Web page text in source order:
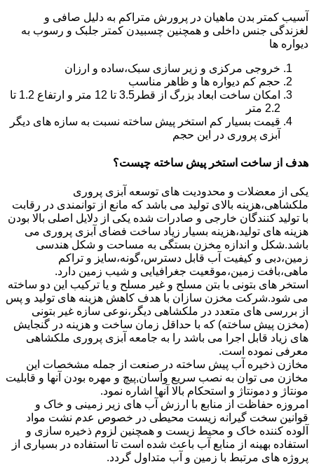
آسیب کمتر بدن ماهیان در پرورش متراکم به دلیل صافی و
لغزندگی جنس داخلی و همچنین چسبیدن کمتر جلبک و رسوب به
دیواره ها
خروجی مرکزی و زیر سازی سبک،ساده و ارزان
حجم کم دیواره ها و ظاهر مناسب
امکان ساخت ابعاد بزرگ از قطر3.5 تا 12 متر و ارتفاع 1.2 تا
2.2 متر
قیمت بسیار کم استخر پیش ساخته نسبت به سازه های دیگر
آبزی پروری در این حجم
هدف از ساخت استخر پیش ساخته چیست؟
یکی از معضلات و محدودیت های توسعه آبزی پروری
ملکشاهی،هزینه بالای تولید می باشد که مانع از توانمندی در رقابت
با تولید کنندگان خارجی و صادرات شده یکی از دلایل اصلی بالا بودن
هزینه های تولید،هزینه بسیار زیاد ساخت فضای آبزی پروری می
باشد.شکل و اندازه مخزن بستگی به مساحت و شکل هندسی
زمین،دبی و کیفیت آب قابل دسترس،گونه،سایز و تراکم
ماهی،بافت زمین،موقعیت جغرافیایی و شیب زمین دارد.
استخر های بتونی با بتن مسلح و غیر مسلح و یا ترکیب این دو ساخته
می شود.شرکت مخزن سازان با هدف کاهش هزینه های تولید و پس
از بررسی های متعدد در ملکشاهی دیگر،نوعی سازه غیر بتونی
(مخزن پیش ساخته) که با حداقل زمان ساخت و هزینه در گنجایش
های زیاد قابل اجرا می باشد را به جامعه آبزی پروری ملکشاهی
معرفی نموده است.
مخازن ذخیره آب پیش ساخته در صنعت از جمله مشخصات این
مخازن می توان به نصب سریع وآسان,پیچ و مهره بودن آنها و قابلیت
مونتاژ و دمونتاژ و استحکام بالا آنها اشاره نمود.
امروزه حفاظت از منابع با ارزش آب های زیر زمینی و خاک و
قوانین سخت گیرانه زیست محیطی در خصوص عدم نشت مواد
آلوده کننده خاک و محیط زیست و همچنین لزوم ذخیره سازی و
استفاده بهینه از منابع آب باعث شده است تا استفاده در بسیاری از
پروژه های مرتبط با زمین و آب متداول گردد.